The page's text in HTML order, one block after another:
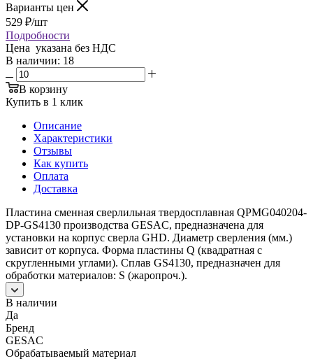
Варианты цен
529 ₽/шт
Подробности
Цена указана без НДС
В наличии: 18
В корзину
Купить в 1 клик
Описание
Характеристики
Отзывы
Как купить
Оплата
Доставка
Пластина сменная сверлильная твердосплавная QPMG040204-
DP-GS4130 производства GESAC, предназначена для
установки на корпус сверла GHD. Диаметр сверления (мм.)
зависит от корпуса. Форма пластины Q (квадратная с
скругленными углами). Сплав GS4130, предназначен для
обработки материалов: S (жаропроч.).
В наличии
Да
Бренд
GESAC
Обрабатываемый материал